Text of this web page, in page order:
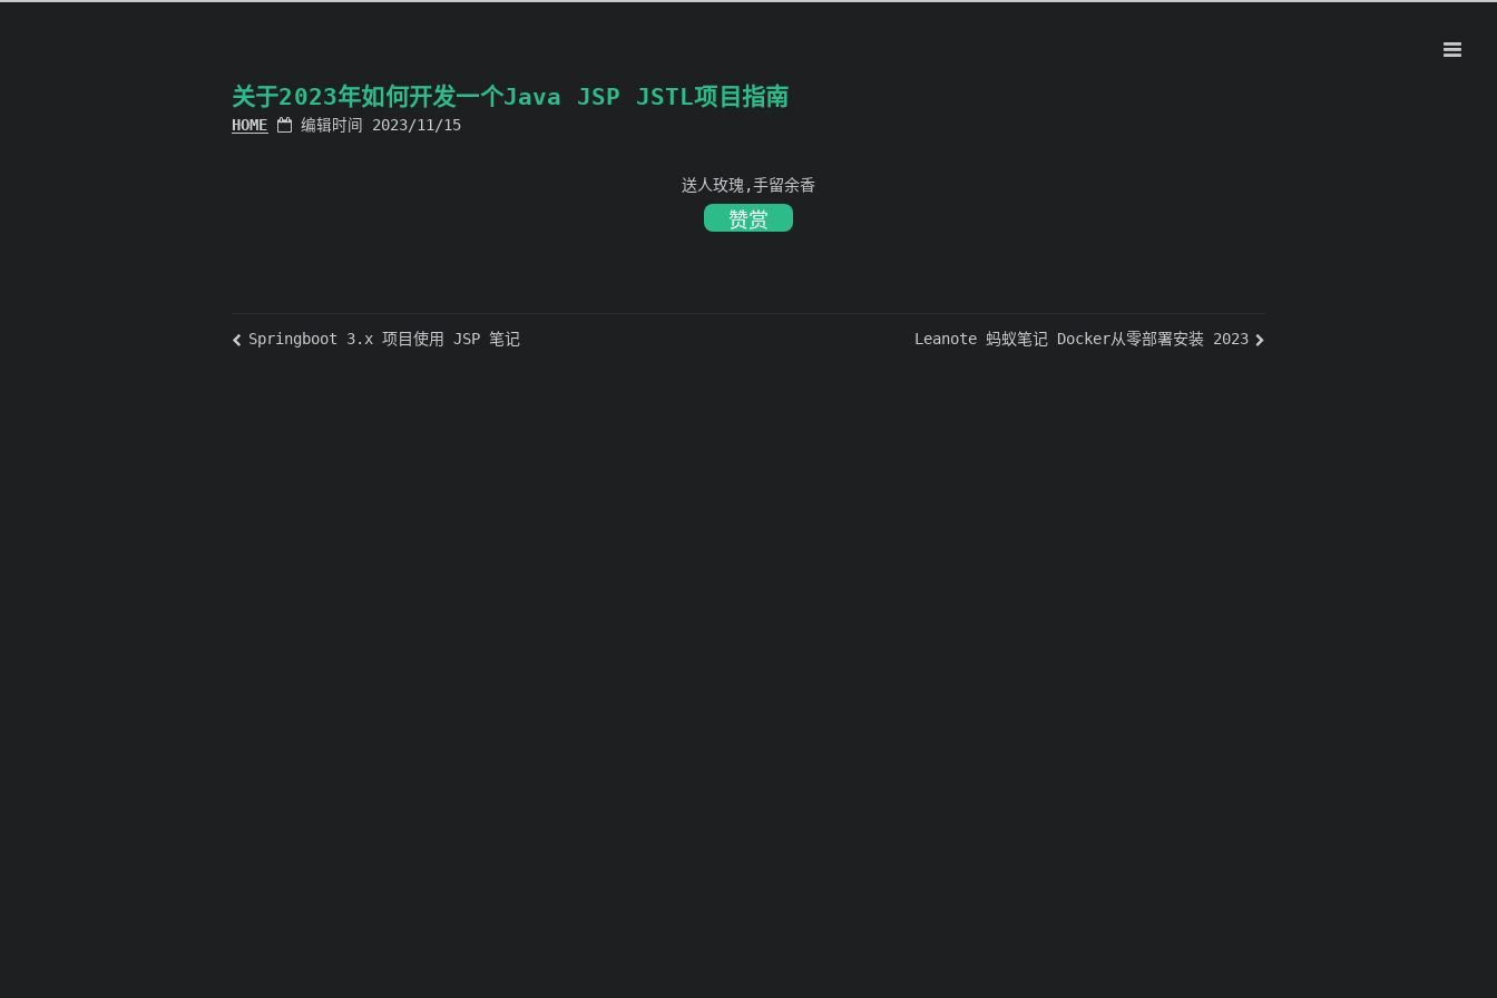
关于2023年如何开发一个Java JSP JSTL项目指南
HOME 编辑时间 2023/11/15
送人玫瑰,手留余香
赞赏
Springboot 3.x 项目使用 JSP 笔记 Leanote 蚂蚁笔记 Docker从零部署安装 2023